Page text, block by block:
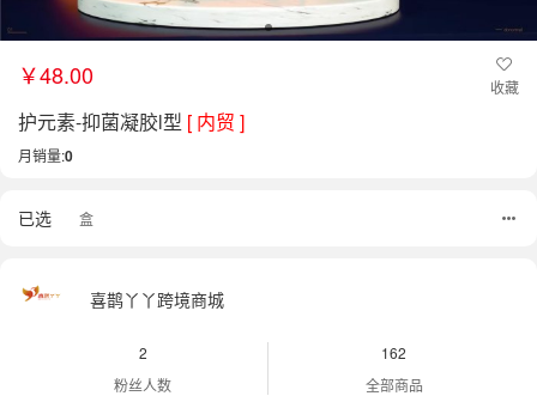
￥48.00 收藏
护元素-抑菌凝胶l型 [ 内贸 ]
月销量:0
已选 盒
喜鹊丫丫跨境商城
2
粉丝人数
162
全部商品